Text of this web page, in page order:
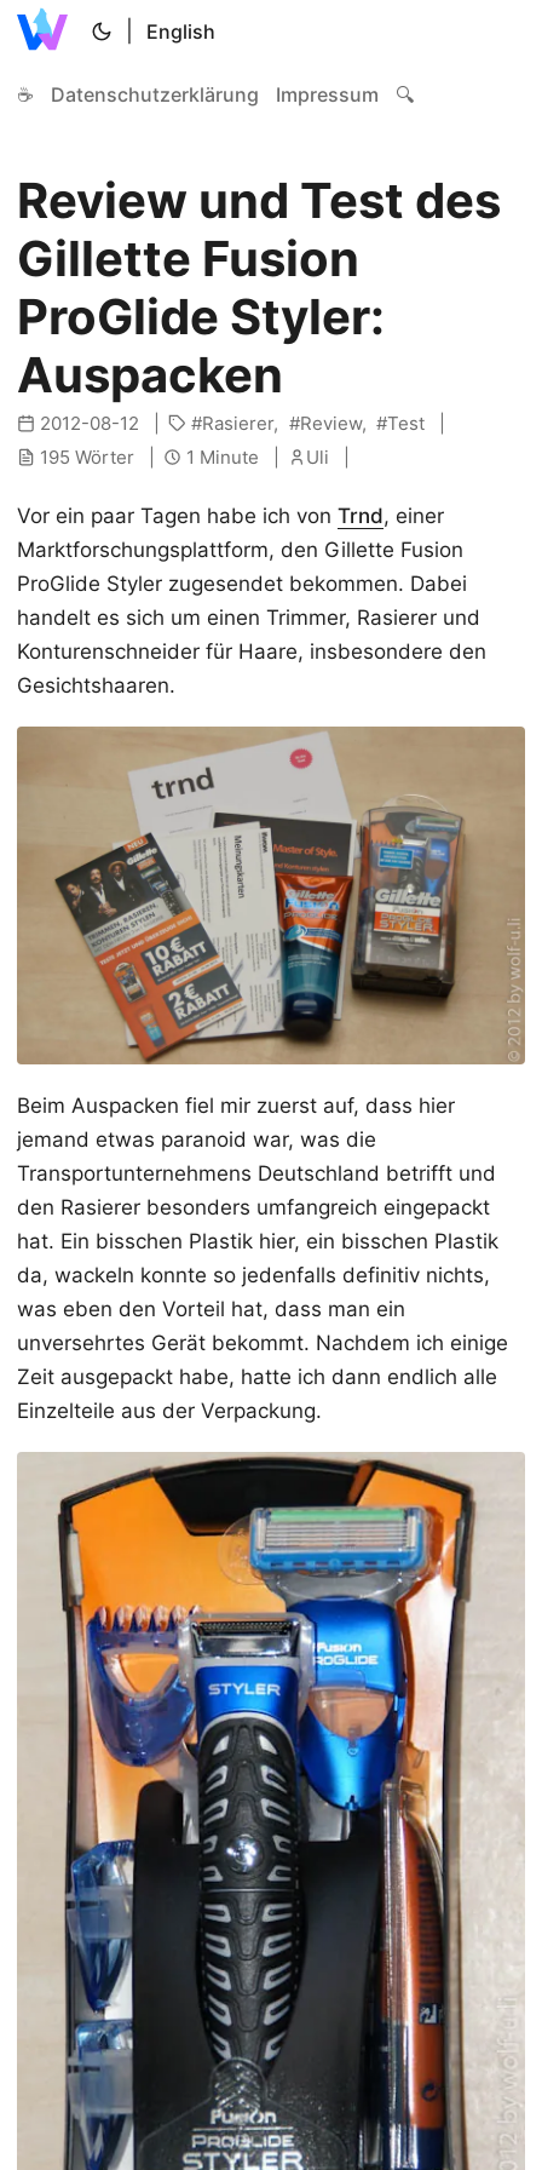
English
☕ Datenschutzerklärung Impressum 🔍
Review und Test des
Gillette Fusion
ProGlide Styler:
Auspacken
2012-08-12 Rasierer Review
Test
195 Wörter
1 Minute Uli
Vor ein paar Tagen habe ich von Trnd, einer
Marktforschungsplattform, den Gillette Fusion
ProGlide Styler zugesendet bekommen. Dabei
handelt es sich um einen Trimmer, Rasierer und
Konturenschneider für Haare, insbesondere den
Gesichtshaaren.
Beim Auspacken fiel mir zuerst auf, dass hier
jemand etwas paranoid war, was die
Transportunternehmens Deutschland betrifft und
den Rasierer besonders umfangreich eingepackt
hat. Ein bisschen Plastik hier, ein bisschen Plastik
da, wackeln konnte so jedenfalls definitiv nichts,
was eben den Vorteil hat, dass man ein
unversehrtes Gerät bekommt. Nachdem ich einige
Zeit ausgepackt habe, hatte ich dann endlich alle
Einzelteile aus der Verpackung.